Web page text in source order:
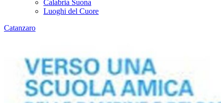
Calabria Suona
Luoghi del Cuore
Catanzaro